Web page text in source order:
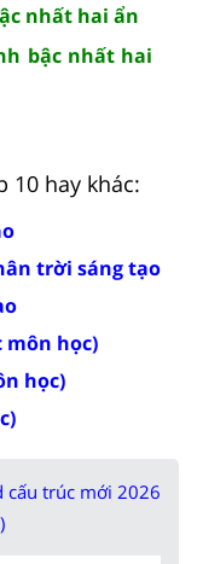
nhất hai ẩn
bậc nhất hai
10 hay khác:
trời sáng tạo
môn học)
học)
trúc mới 2026